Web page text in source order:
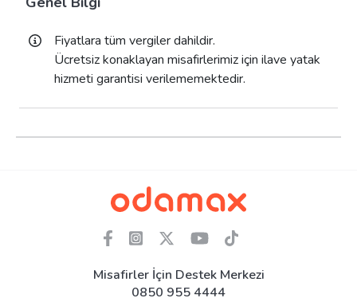
Fiyatlara tüm vergiler dahildir.
Ücretsiz konaklayan misafirlerimiz için ilave yatak
hizmeti garantisi verilememektedir.
Misafirler İçin Destek Merkezi
0850 955 4444